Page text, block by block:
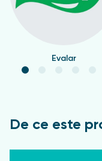
Evalar
De ce este